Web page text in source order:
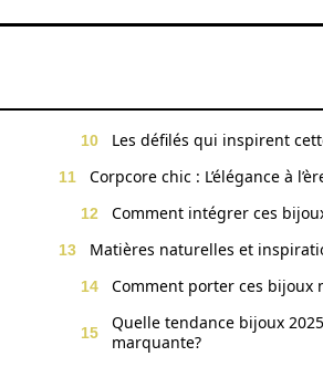
Les défilés qui inspirent
Corpcore chic : L’élégance à
Comment intégrer ces
Matières naturelles et
Comment porter ces bijoux
Quelle tendance bijoux
marquante?